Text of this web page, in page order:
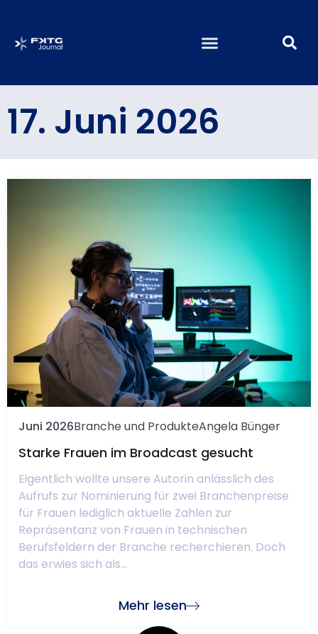
17. Juni 2026
Juni 2026Branche und ProdukteAngela Bünger
Starke Frauen im Broadcast gesucht
Eigentlich wollte unsere Autorin anlässlich des
Aufrufs zur Nominierung für zwei Branchenpreise
für Frauen lediglich aktuelle Zahlen zur
Repräsentanz von Frauen in technischen
Berufsfeldern der Branche recherchieren. Doch
das erwies sich als...
Mehr lesen